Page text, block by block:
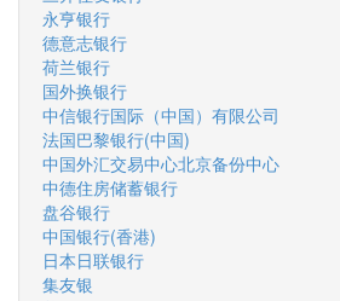
永亨银行
德意志银行
荷兰银行
国外换银行
中信银行国际（中国）有限公司
法国巴黎银行(中国)
中国外汇交易中心北京备份中心
中德住房储蓄银行
盘谷银行
中国银行(香港)
日本日联银行
集友银